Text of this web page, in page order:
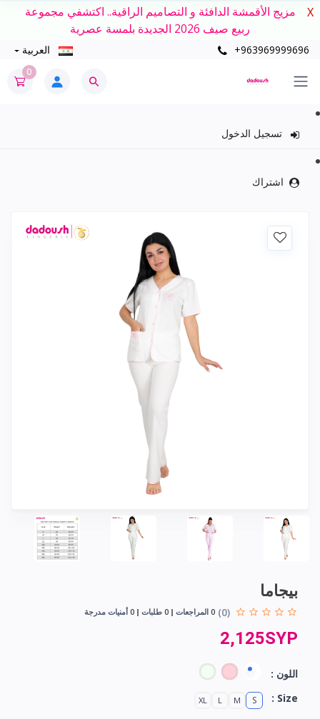
مزيج الأقمشة الدافئة و التصاميم الراقية.. اكتشفي مجموعة
ربيع صيف 2026 الجديدة بلمسة عصرية
X
+963969999696 العربية
0
تسجيل الدخول
اشتراك
بيجاما
(0)
0 المراجعات 0 طلبات 0 أمنيات مدرجة
2,125SYP
اللون :
Size :
S
M
L
XL